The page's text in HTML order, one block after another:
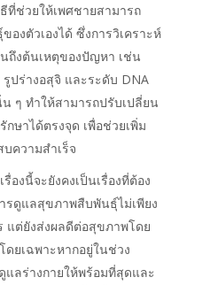
ที่ช่วยให้เพศชายสามารถ
องตัวเองได้ ซึ่งการวิเคราะห์
ถึงต้นเหตุของปัญหา เช่น
ปร่างอสุจิ และระดับ DNA
ๆ ทำให้สามารถปรับเปลี่ยน
ษาได้ตรงจุด เพื่อช่วยเพิ่ม
ความสำเร็จ
องนี้จะยังคงเป็นเรื่องที่ต้อง
ดูแลสุขภาพสืบพันธุ์ไม่เพียง
แต่ยังส่งผลดีต่อสุขภาพโดย
ดยเฉพาะหากอยู่ในช่วง
แลร่างกายให้พร้อมที่สุดและ